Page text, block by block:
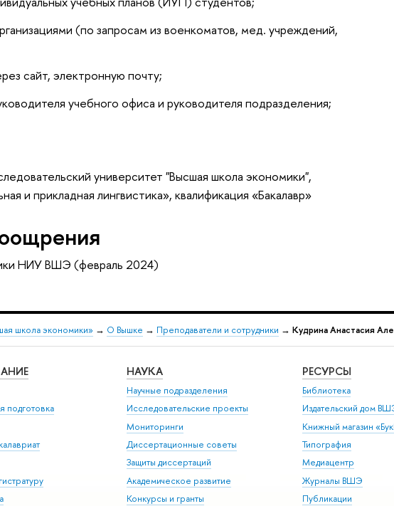
(по запросам из военкоматов, мед. учреждений,
сайт, электронную почту;
учебного офиса и руководителя подразделения;
университет "Высшая школа экономики",
и прикладная лингвистика», квалификация «Бакалавр»
НИУ ВШЭ (февраль 2024)
школа экономики» → О Вышке → Преподаватели и сотрудники → Кудрина Анастасия
подготовка
НАУКА
Научные подразделения
Исследовательские проекты
Мониторинги
Диссертационные советы
Защиты диссертаций
Академическое развитие
Конкурсы и гранты
РЕСУРСЫ
Библиотека
Издательский дом
Книжный магазин
Типография
Медиацентр
Журналы ВШЭ
Публикации